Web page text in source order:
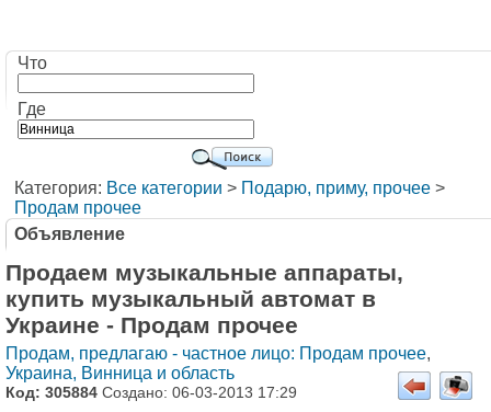
Что
Где
Категория: Все категории > Подарю, приму, прочее >
Продам прочее
Объявление
Продаем музыкальные аппараты,
купить музыкальный автомат в
Украине - Продам прочее
Продам, предлагаю - частное лицо: Продам прочее,
Украина, Винница и область
Код: 305884 Создано: 06-03-2013 17:29